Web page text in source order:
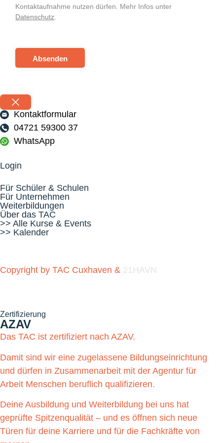
Kontaktaufnahme nutzen dürfen. Mehr Infos unter
Datenschutz.
Absenden
Kontaktformular
04721 59300 37
WhatsApp
Login
Für Schüler & Schulen
Für Unternehmen
Weiterbildungen
Über das TAC
>> Alle Kurse & Events
>> Kalender
Copyright by TAC Cuxhaven & 21HAVN
Zertifizierung
AZAV
Das TAC ist zertifiziert nach AZAV.
Damit sind wir eine zugelassene Bildungseinrichtung
und dürfen in Zusammenarbeit mit der Agentur für
Arbeit Menschen beruflich qualifizieren.
Deine Ausbildung und Weiterbildung bei uns hat
geprüfte Spitzenqualität – und es öffnen sich neue
Türen für deine Karriere und für die Fachkräfte von